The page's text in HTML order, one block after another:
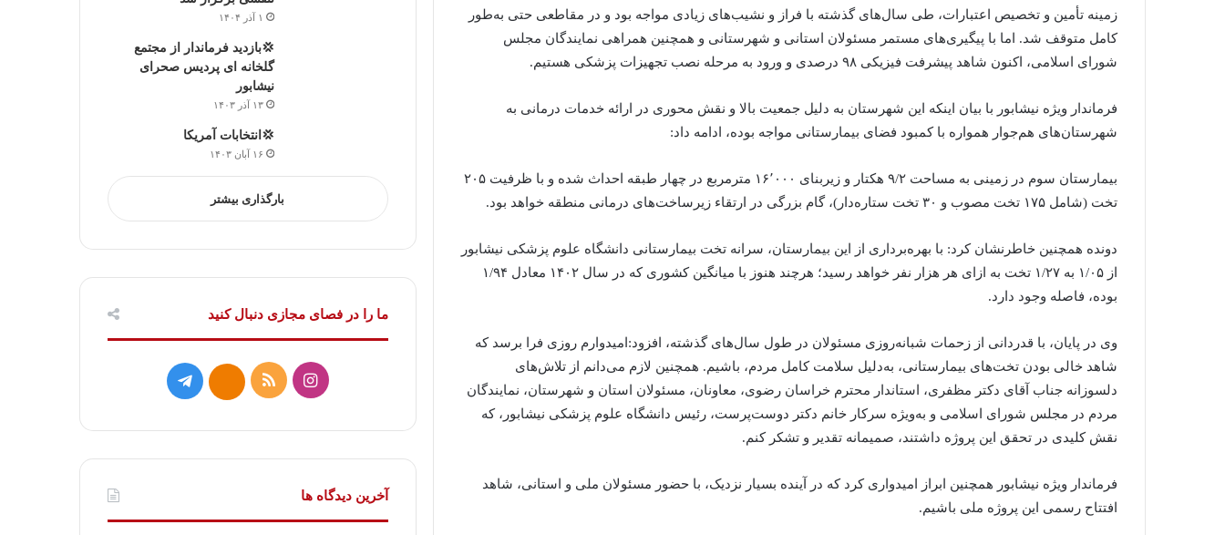
زمینه تأمین و تخصیص اعتبارات، طی سال‌های گذشته با فراز و نشیب‌های زیادی مواجه بود و در مقاطعی حتی به‌طور
کامل متوقف شد. اما با پیگیری‌های مستمر مسئولان استانی و شهرستانی و همچنین همراهی نمایندگان مجلس
شورای اسلامی، اکنون شاهد پیشرفت فیزیکی ۹۸ درصدی و ورود به مرحله نصب تجهیزات پزشکی هستیم.
فرماندار ویژه نیشابور با بیان اینکه این شهرستان به دلیل جمعیت بالا و نقش محوری در ارائه خدمات درمانی به
شهرستان‌های هم‌جوار همواره با کمبود فضای بیمارستانی مواجه بوده، ادامه داد:
بیمارستان سوم در زمینی به مساحت ۹/۲ هکتار و زیربنای ۱۶٬۰۰۰ مترمربع در چهار طبقه احداث شده و با ظرفیت ۲۰۵
تخت (شامل ۱۷۵ تخت مصوب و ۳۰ تخت ستاره‌دار)، گام بزرگی در ارتقاء زیرساخت‌های درمانی منطقه خواهد بود.
دونده همچنین خاطرنشان کرد: با بهره‌برداری از این بیمارستان، سرانه تخت بیمارستانی دانشگاه علوم پزشکی نیشابور
از ۱/۰۵ به ۱/۲۷ تخت به ازای هر هزار نفر خواهد رسید؛ هرچند هنوز با میانگین کشوری که در سال ۱۴۰۲ معادل ۱/۹۴
بوده، فاصله وجود دارد.
وی در پایان، با قدردانی از زحمات شبانه‌روزی مسئولان در طول سال‌های گذشته، افزود:امیدوارم روزی فرا برسد که
شاهد خالی بودن تخت‌های بیمارستانی، به‌دلیل سلامت کامل مردم، باشیم. همچنین لازم می‌دانم از تلاش‌های
دلسوزانه جناب آقای دکتر مظفری، استاندار محترم خراسان رضوی، معاونان، مسئولان استان و شهرستان، نمایندگان
مردم در مجلس شورای اسلامی و به‌ویژه سرکار خانم دکتر دوست‌پرست، رئیس دانشگاه علوم پزشکی نیشابور، که
نقش کلیدی در تحقق این پروژه داشتند، صمیمانه تقدیر و تشکر کنم.
فرماندار ویژه نیشابور همچنین ابراز امیدواری کرد که در آینده بسیار نزدیک، با حضور مسئولان ملی و استانی، شاهد
افتتاح رسمی این پروژه ملی باشیم.
۱ آذر ۱۴۰۴
💢بازدید فرماندار از مجتمع
گلخانه ای پردیس صحرای
نیشابور
۱۳ آذر ۱۴۰۳
💢انتخابات آمریکا
۱۶ آبان ۱۴۰۳
بارگذاری بیشتر
ما را در فصای مجازی دنبال کنید
ا
س
ت
خ
ک
ت
گ
ا
آخرین دیدگاه ها